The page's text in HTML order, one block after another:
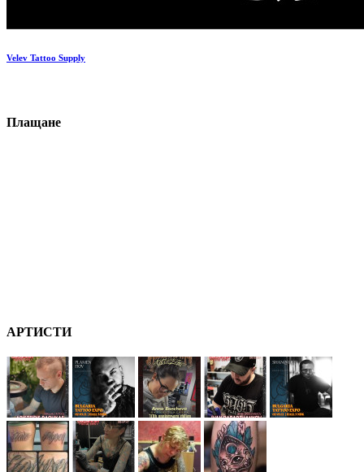
Velev Tattoo Supply
Плащане
АРТИСТИ